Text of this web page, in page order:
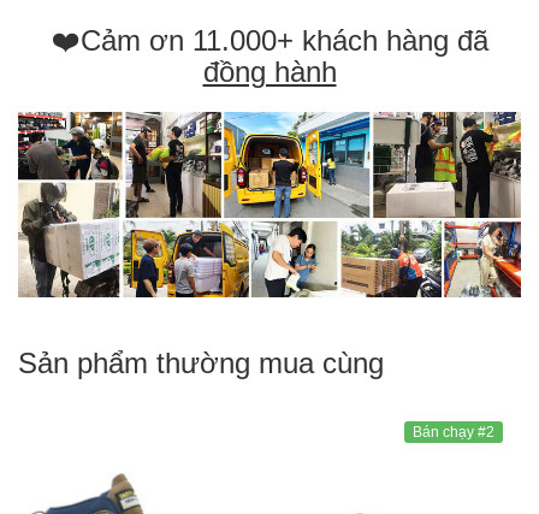
❤️Cảm ơn 11.000+ khách hàng đã
đồng hành
Sản phẩm thường mua cùng
Bán chạy #2